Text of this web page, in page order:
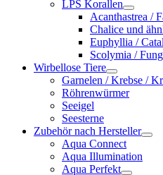
LPS Korallen
Acanthastrea /
Chalice und
Euphyllia /
Scolymia /
Wirbellose Tiere
Garnelen / Krebse /
Röhrenwürmer
Seeigel
Seesterne
Zubehör nach Hersteller
Aqua Connect
Aqua Illumination
Aqua Perfekt